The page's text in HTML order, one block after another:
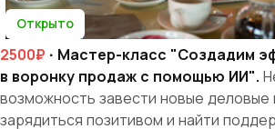
Открыто
2500₽ · Мастер-класс "Создадим
в воронку продаж с помощью ИИ".
возможность завести новые деловые
зарядиться позитивом и найти